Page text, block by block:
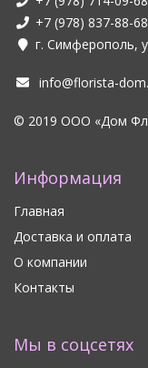
+7 (978) 837-88-68
г. Симферополь,
info@florista-
© 2019 ООО «Дом
Информация
Главная
Доставка и оплата
О компании
Контакты
Мы в соцсетях